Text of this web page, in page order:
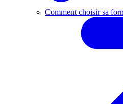
Comment choisir sa